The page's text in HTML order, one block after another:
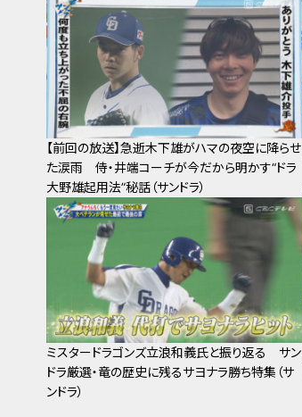
【前回の放送】急逝木下雄がハマの夜空に降らせ
た涙雨 侍・井端コーチが今だから明かす“ドラ
大野雄起用法”秘話（サンドラ）
ミスタードラゴンズ立浪和義氏と振り返る サン
ドラ厳選・竜の歴史に残るサヨナラ勝ち特集（サ
ンドラ）